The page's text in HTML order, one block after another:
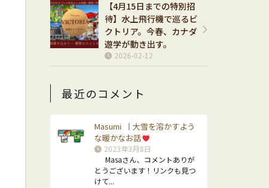
【4月15日までの特別招
待】水上飛行機で巡るビ
クトリア。今春、カナダ
遊学が動き出す。
2026-02-12
最近のコメント
Masumi ｜ 大雪を溶かすよう
な暖かなお話
2023年3月8日
Masaさん、コメントありが
とうございます！リンクも見つ
けて...